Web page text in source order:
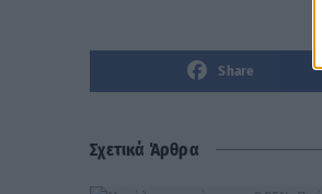
Share
Σχετικά Άρθρα